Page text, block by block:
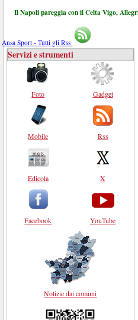
Il Napoli pareggia con il Celta Vigo,
Ansa Sport - Tutti gli Rss
Servizi e strumenti
Foto
Mobile
Edicola
Facebook
Gadget
Rss
X
YouTube
Notizie dai comuni